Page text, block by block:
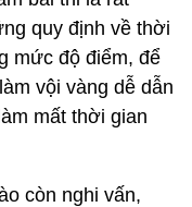
quy định về thời
mức độ điểm, để
vội vàng dễ dẫn
mất thời gian
còn nghi vấn,